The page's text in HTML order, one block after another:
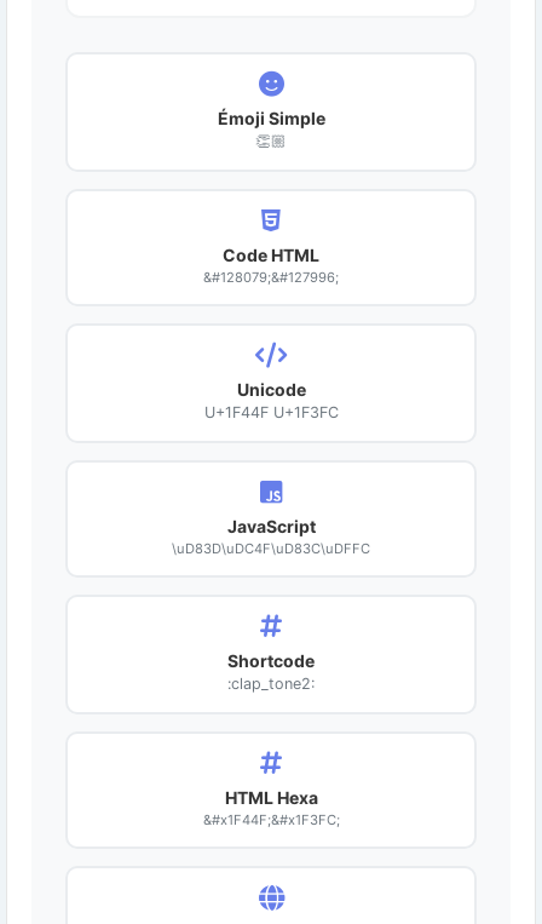
Émoji Simple
👏🏼
Code HTML
&#128079;&#127996;
Unicode
U+1F44F U+1F3FC
JavaScript
\uD83D\uDC4F\uD83C\uDFFC
Shortcode
:clap_tone2:
HTML Hexa
&#x1F44F;&#x1F3FC;